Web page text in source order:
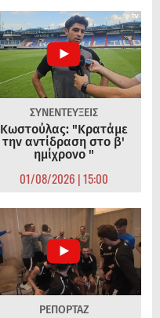
ΣΥΝΕΝΤΕΥΞΕΙΣ
Κωστούλας: "Κρατάμε
την αντίδραση στο β'
ημίχρονο "
01/08/2026 | 15:00
ΡΕΠΟΡΤΑΖ